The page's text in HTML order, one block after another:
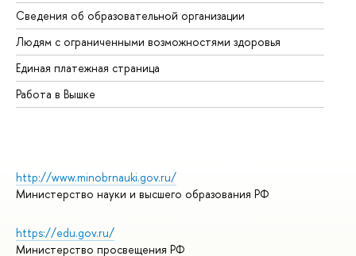
Сведения об образовательной организации
Людям с ограниченными возможностями здоровья
Единая платежная страница
Работа в Вышке
http://www.minobrnauki.gov.ru/
Министерство науки и высшего образования РФ
https://edu.gov.ru/
Министерство просвещения РФ